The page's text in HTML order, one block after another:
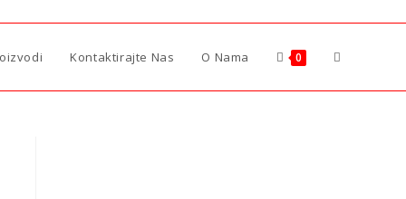
Kontaktirajte Nas O Nama 0